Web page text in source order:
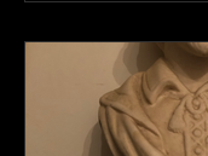
vergessen.
beabsichtigte